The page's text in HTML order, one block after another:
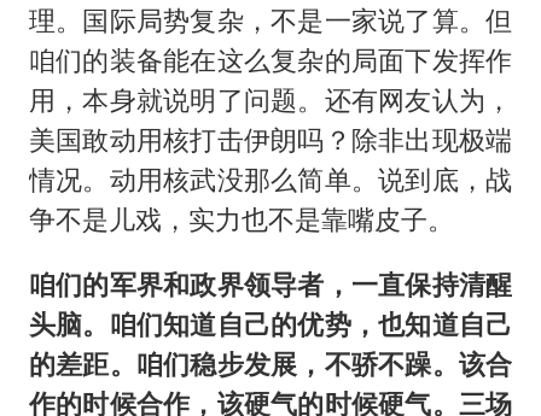
理。国际局势复杂，不是一家说了算。但
咱们的装备能在这么复杂的局面下发挥作
用，本身就说明了问题。还有网友认为，
美国敢动用核打击伊朗吗？除非出现极端
情况。动用核武没那么简单。说到底，战
争不是儿戏，实力也不是靠嘴皮子。
咱们的军界和政界领导者，一直保持清醒
头脑。咱们知道自己的优势，也知道自己
的差距。咱们稳步发展，不骄不躁。该合
作的时候合作，该硬气的时候硬气。三场